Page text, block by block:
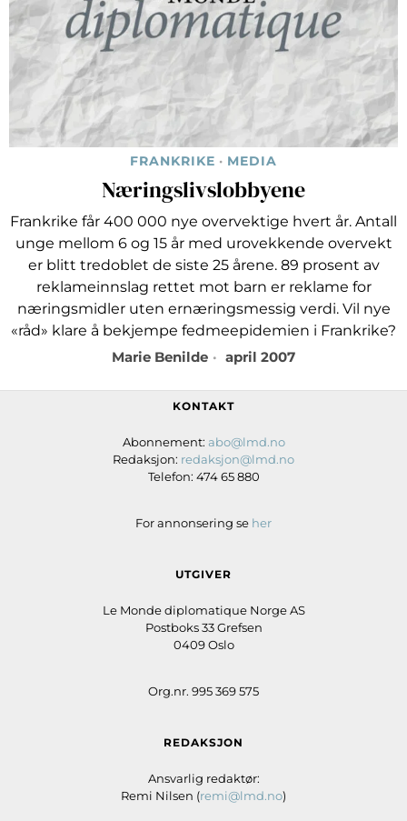
FRANKRIKE · MEDIA
Næringslivslobbyene
Frankrike får 400 000 nye overvektige hvert år. Antall
unge mellom 6 og 15 år med urovekkende overvekt
er blitt tredoblet de siste 25 årene. 89 prosent av
reklameinnslag rettet mot barn er reklame for
næringsmidler uten ernæringsmessig verdi. Vil nye
«råd» klare å bekjempe fedmeepidemien i Frankrike?
Marie Benilde
april 2007
KONTAKT
Abonnement: abo@lmd.no
Redaksjon: redaksjon@lmd.no
Telefon: 474 65 880
For annonsering se her
UTGIVER
Le Monde diplomatique Norge AS
Postboks 33 Grefsen
0409 Oslo
Org.nr. 995 369 575
REDAKSJON
Ansvarlig redaktør:
Remi Nilsen (remi@lmd.no)